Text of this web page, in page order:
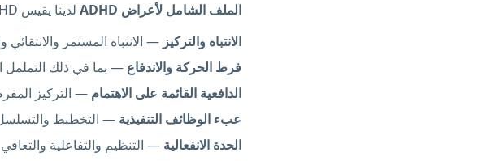
الملف الشامل لأعراض ADHD
لدينا يقيس ADHD عبر 10 أبعاد مستقلة، طوّرها أطباء نفسيون استشاريون:
الانتباه والتركيز — الانتباه المستمر والانتقائي
فرط الحركة والاندفاع — بما في ذلك التململ
الدافعية القائمة على الاهتمام — التركيز
عبء الوظائف التنفيذية — التخطيط
الحدة الانفعالية — التنظيم والتفاعلية والتعافي